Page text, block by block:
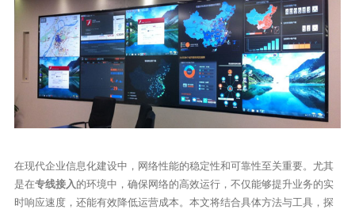
在现代企业信息化建设中，网络性能的稳定性和可靠性至关重要。尤其
是在专线接入 的环境中，确保网络的高效运行，不仅能够提升业务的实
时响应速度，还能有效降低运营成本。本文将结合具体方法与工具，探